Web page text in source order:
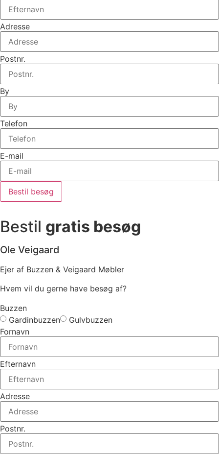
Adresse
Postnr.
By
Telefon
E-mail
Bestil besøg
Bestil gratis besøg
Ole Veigaard
Ejer af Buzzen & Veigaard Møbler
Hvem vil du gerne have besøg af?
Buzzen
Gardinbuzzen
Gulvbuzzen
Fornavn
Efternavn
Adresse
Postnr.